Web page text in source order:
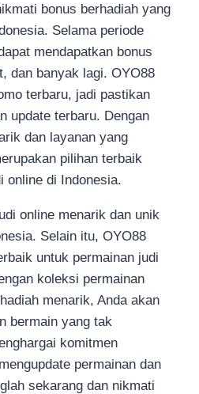
bonus berhadiah yang
Selama periode
mendapatkan bonus
dan banyak lagi. OYO88
terbaru, jadi pastikan
update terbaru. Dengan
dan layanan yang
pilihan terbaik
online di Indonesia.
online menarik dan unik
Selain itu, OYO88
untuk permainan judi
koleksi permainan
menarik, Anda akan
bermain yang tak
komitmen
permainan dan
sekarang dan nikmati